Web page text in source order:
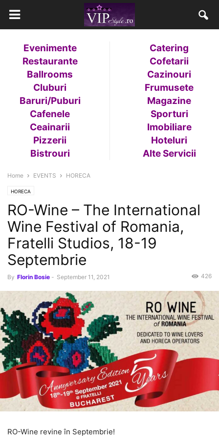
Evenimente
Restaurante
Ballrooms
Cluburi
Baruri/Puburi
Cafenele
Ceainarii
Pizzerii
Bistrouri
Catering
Cofetarii
Cazinouri
Frumusete
Magazine
Sporturi
Imobiliare
Hoteluri
Alte Servicii
Home EVENTS HORECA
HORECA
RO-Wine – The International
Wine Festival of Romania,
Fratelli Studios, 18-19
Septembrie
By Florin Bosie - September 11, 2021 426
RO-Wine revine în Septembrie!